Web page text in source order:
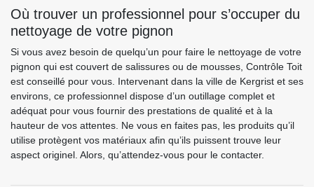
Où trouver un professionnel pour s’occuper du
nettoyage de votre pignon
Si vous avez besoin de quelqu’un pour faire le nettoyage de votre
pignon qui est couvert de salissures ou de mousses, Contrôle Toit
est conseillé pour vous. Intervenant dans la ville de Kergrist et ses
environs, ce professionnel dispose d’un outillage complet et
adéquat pour vous fournir des prestations de qualité et à la
hauteur de vos attentes. Ne vous en faites pas, les produits qu’il
utilise protègent vos matériaux afin qu’ils puissent trouve leur
aspect originel. Alors, qu’attendez-vous pour le contacter.